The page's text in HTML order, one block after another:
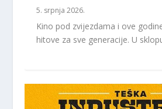
5. srpnja 2026.
Kino pod zvijezdama i ove
hitove za sve generacije. U